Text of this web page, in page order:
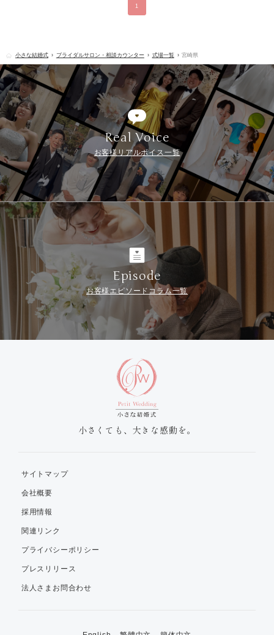
1
小さな結婚式 ブライダルサロン・相談カウンター 式場一覧 宮崎県
Real Voice
お客様リアルボイス一覧
Episode
お客様エピソードコラム一覧
小さくても、大きな感動を。
サイトマップ
会社概要
採用情報
関連リンク
プライバシーポリシー
プレスリリース
法人さまお問合わせ